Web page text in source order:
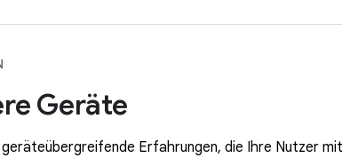
Geräte
geräteübergreifende Erfahrungen, die Ihre Nutzer mit